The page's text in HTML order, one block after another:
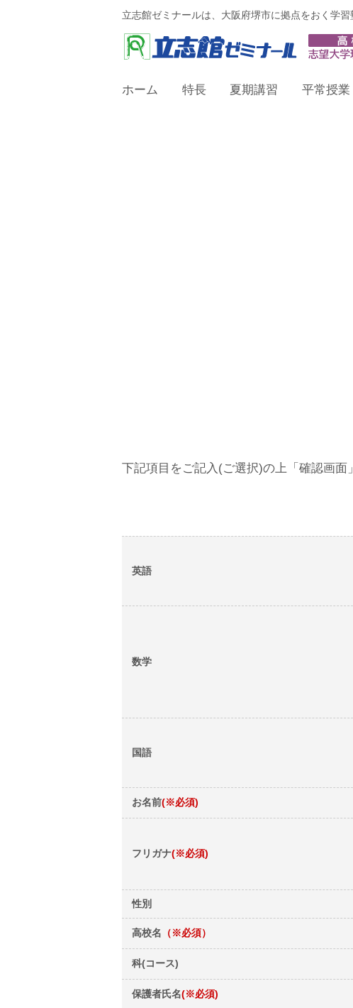
立志館ゼミナールは、大阪府堺市に拠点をおく学習
ホーム 特長 夏期講習 平常授業
下記項目をご記入(ご選択)の上「確認画面
英語
数学
国語
お名前(※必須)
フリガナ(※必須)
性別
高校名 （※必須）
科(コース)
保護者氏名(※必須)